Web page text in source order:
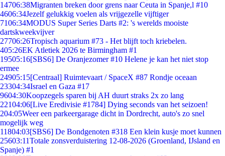
14706:38Migranten breken door grens naar Ceuta in Spanje,l #10
4606:34Jezelf gelukkig voelen als vrijgezelle vijftiger
7106:34MODUS Super Series Darts #2: 's werelds mooiste
dartskweekvijver
27706:26Tropisch aquarium #73 - Het blijft toch kriebelen.
405:26EK Atletiek 2026 te Birmingham #1
19505:16[SBS6] De Oranjezomer #10 Helene je kan het niet stop
ermee
24905:15[Centraal] Ruimtevaart / SpaceX #87 Rondje oceaan
23304:34Israel en Gaza #17
9604:30Koopzegels sparen bij AH duurt straks 2x zo lang
22104:06[Live Eredivisie #1784] Dying seconds van het seizoen!
204:05Weer een parkeergarage dicht in Dordrecht, auto's zo snel
mogelijk weg
11804:03[SBS6] De Bondgenoten #318 Een klein kusje moet kunnen
25603:11Totale zonsverduistering 12-08-2026 (Groenland, IJsland en
Spanje) #1